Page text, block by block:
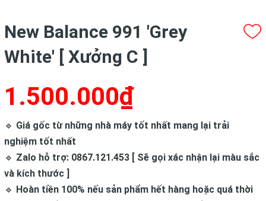
New Balance 991 'Grey
White' [ Xưởng C ]
1.500.000₫
🔹 Giá gốc từ những nhà máy tốt nhất mang lại trải
nghiệm tốt nhất
🔹 Zalo hỗ trợ: 0867.121.453 [ Sẽ gọi xác nhận lại màu sắc
và kích thước ]
🔹 Hoàn tiền 100% nếu sản phẩm hết hàng hoặc quá thời